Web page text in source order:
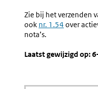
Zie bij het verzenden
ook nr. 1.54 over
nota’s.
Laatst gewijzigd op: